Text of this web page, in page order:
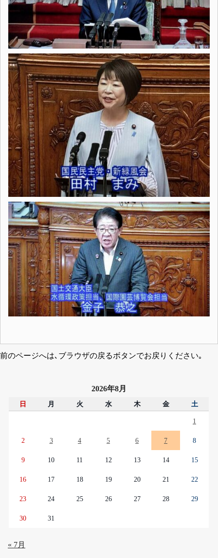
前のページへは､ブラウザの戻るボタンでお戻りください｡
2026年8月
日 月 火 水 木 金 土
1
2 3 4 5 6 7 8
9 10 11 12 13 14 15
16 17 18 19 20 21 22
23 24 25 26 27 28 29
30 31
« 7月